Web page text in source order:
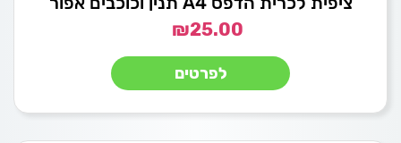
₪25.00
לפרטים